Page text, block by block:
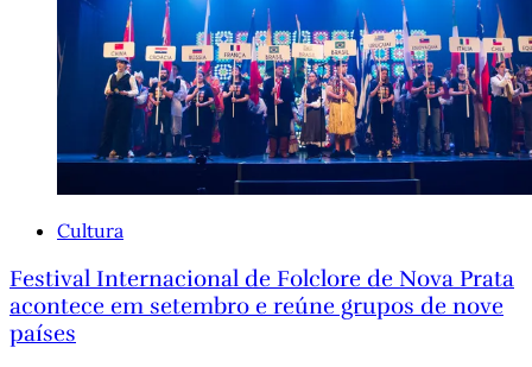
Cultura
Festival Internacional de Folclore de Nova Prata
acontece em setembro e reúne grupos de nove
países